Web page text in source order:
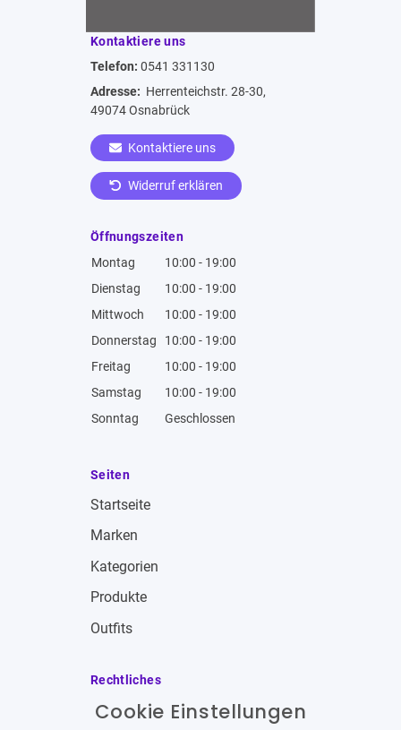
Kontaktiere uns
Telefon: 0541 331130
Adresse: Herrenteichstr. 28-30,
49074 Osnabrück
Kontaktiere uns
Widerruf erklären
Öffnungszeiten
Montag
10:00 - 19:00
Dienstag
10:00 - 19:00
Mittwoch
10:00 - 19:00
Donnerstag
10:00 - 19:00
Freitag
10:00 - 19:00
Samstag
10:00 - 19:00
Sonntag
Geschlossen
Seiten
Startseite
Marken
Kategorien
Produkte
Outfits
Rechtliches
Impressum
Cookie Einstellungen